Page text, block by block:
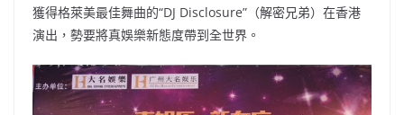
獲得格萊美最佳舞曲的“DJ Disclosure”（解密兄弟）在香港
演出，勢要將真娛樂新態度帶到全世界。